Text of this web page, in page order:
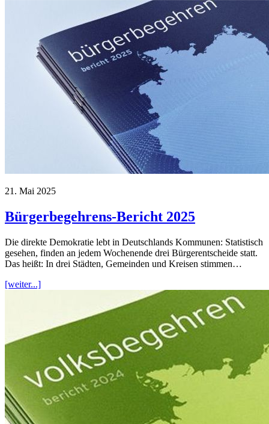
21. Mai 2025
Bürgerbegehrens-Bericht 2025
Die direkte Demokratie lebt in Deutschlands Kommunen: Statistisch
gesehen, finden an jedem Wochenende drei Bürgerentscheide statt.
Das heißt: In drei Städten, Gemeinden und Kreisen stimmen…
[weiter...]